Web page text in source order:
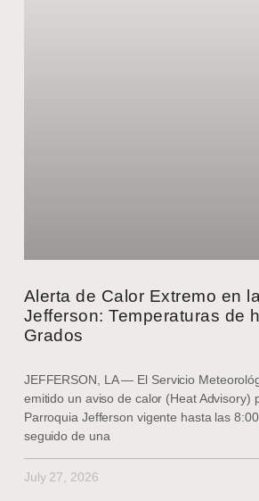
Alerta de Calor Extremo en
Jefferson: Temperaturas de
Grados
JEFFERSON, LA — El Servicio
emitido un aviso de calor (Heat Advisory)
Parroquia Jefferson vigente hasta las
seguido de una
July 27, 2026